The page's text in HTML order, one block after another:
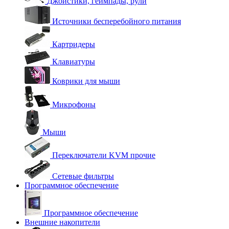
Источники бесперебойного питания
Картридеры
Клавиатуры
Коврики для мыши
Микрофоны
Мыши
Переключатели KVM прочие
Сетевые фильтры
Программное обеспечение
Программное обеспечение
Внешние накопители